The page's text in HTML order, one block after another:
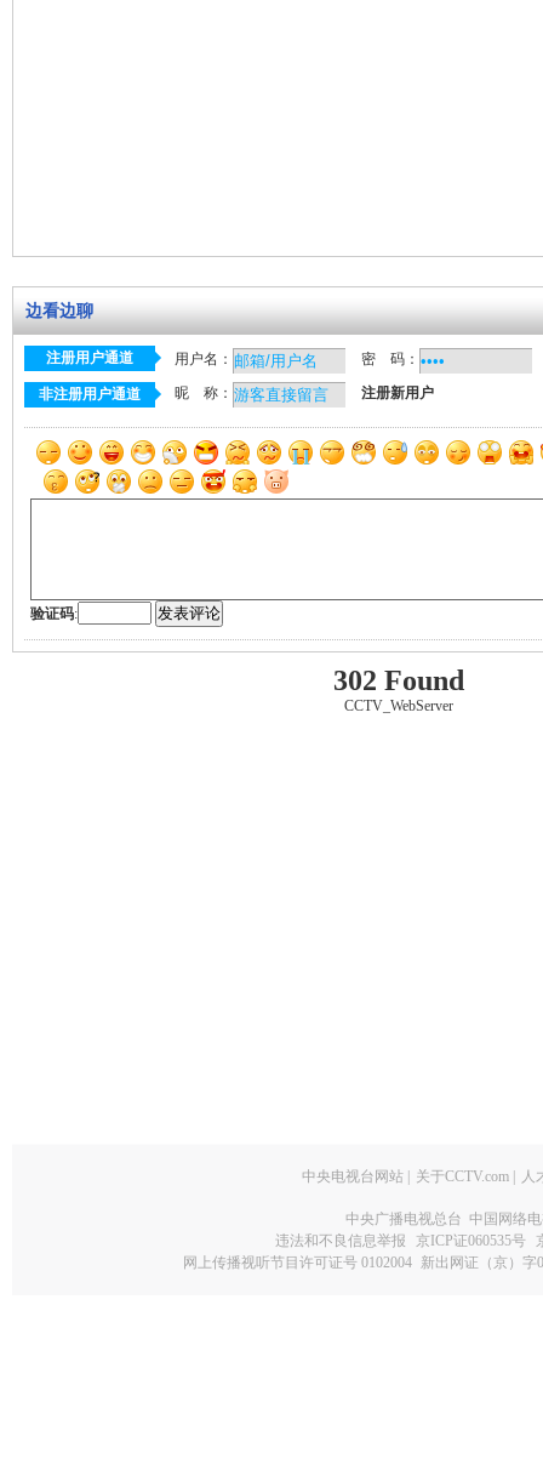
边看边聊
注册用户通道 用户名： 密 码：
非注册用户通道 昵 称： 注册新用户
验证码:
302 Found
CCTV_WebServer
中央电视台网站 关于CCTV.com 人
中央广播电视总台 中国网络
违法和不良信息举报
京ICP证060535号
网上传播视听节目许可证号 0102004 新出网证（京）